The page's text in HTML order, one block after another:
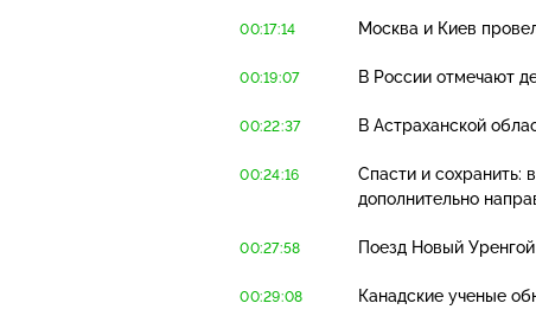
00:17:14 Москва и Киев
00:19:07 В России отмечают
00:22:37 В Астраханской
00:24:16
Спасти и сохранить:
дополнительно
00:27:58 Поезд Новый
00:29:08 Канадские ученые